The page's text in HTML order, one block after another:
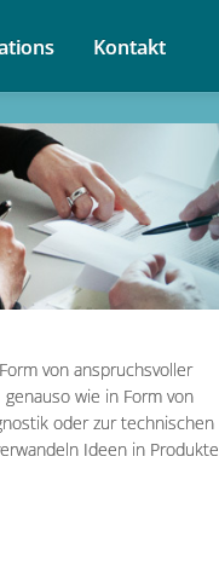
Kontakt
von anspruchsvoller
wie in Form von
oder zur technischen
Ideen in Produkte